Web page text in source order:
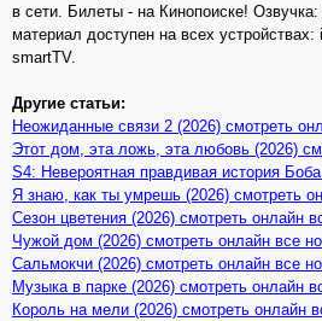
в сети. Билеты - на Кинопоиске!
материал доступен на всех
smartTV.
Другие статьи:
Неожиданные связи 2 (2026) смотреть
Этот дом, эта ложь, эта любовь (2026)
S4: Невероятная правдивая история Боба
Я знаю, как ты умрешь (2026) смотреть
Сезон цветения (2026) смотреть онлайн
Чужой дом (2026) смотреть онлайн все
Сальмокчи (2026) смотреть онлайн все
Музыка в парке (2026) смотреть онлайн
Король на мели (2026) смотреть онлайн